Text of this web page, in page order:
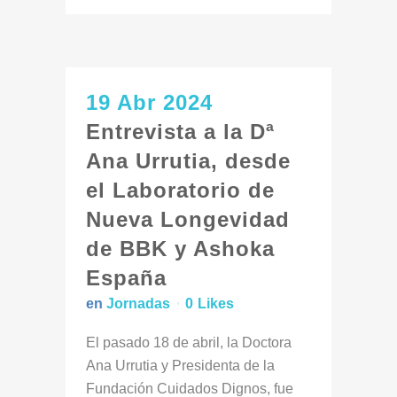
19 Abr 2024
Entrevista a la Dª
Ana Urrutia, desde
el Laboratorio de
Nueva Longevidad
de BBK y Ashoka
España
en Jornadas 0 Likes
El pasado 18 de abril, la Doctora
Ana Urrutia y Presidenta de la
Fundación Cuidados Dignos, fue